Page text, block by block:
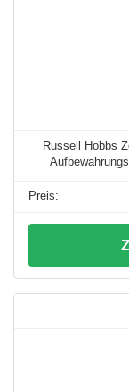
Russell Hobbs